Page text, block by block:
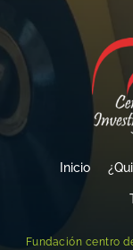
Inicio
Fundación centro